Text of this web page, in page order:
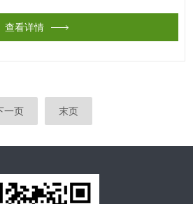
查看详情
一页 末页